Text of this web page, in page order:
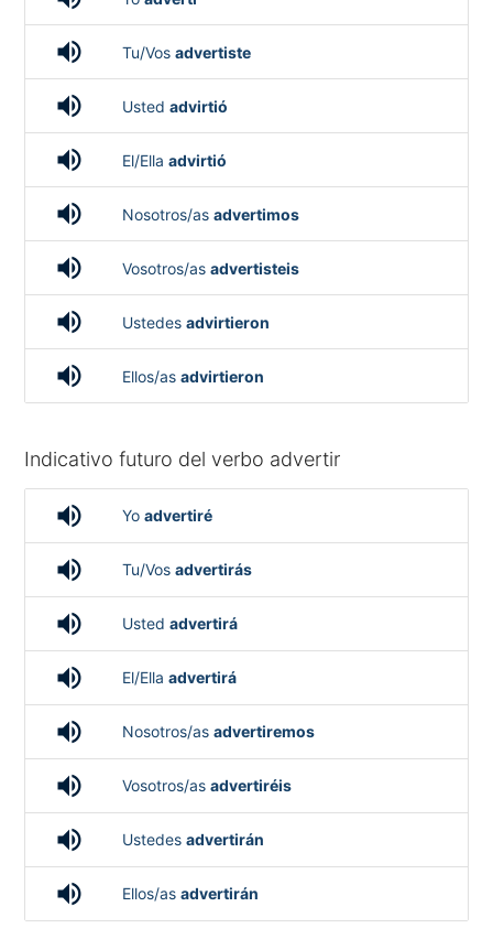
volume_up Tu/Vos advertiste
volume_up Usted advirtió
volume_up El/Ella advirtió
volume_up Nosotros/as advertimos
volume_up Vosotros/as advertisteis
volume_up Ustedes advirtieron
volume_up Ellos/as advirtieron
Indicativo futuro del verbo advertir
volume_up Yo advertiré
volume_up Tu/Vos advertirás
volume_up Usted advertirá
volume_up El/Ella advertirá
volume_up Nosotros/as advertiremos
volume_up Vosotros/as advertiréis
volume_up Ustedes advertirán
volume_up Ellos/as advertirán